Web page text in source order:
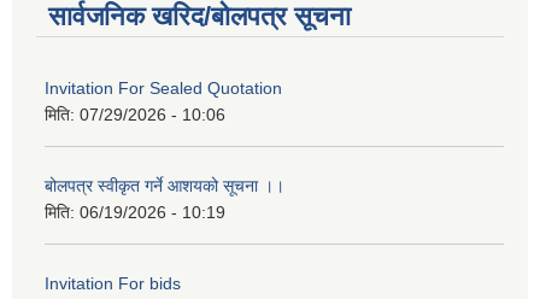
सार्वजनिक खरिद/बोलपत्र सूचना
Invitation For Sealed Quotation
मिति: 07/29/2026 - 10:06
बोलपत्र स्वीकृत गर्ने आशयको सूचना ।।
मिति: 06/19/2026 - 10:19
Invitation For bids